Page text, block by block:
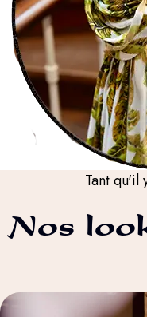
Tant qu'il
Nos